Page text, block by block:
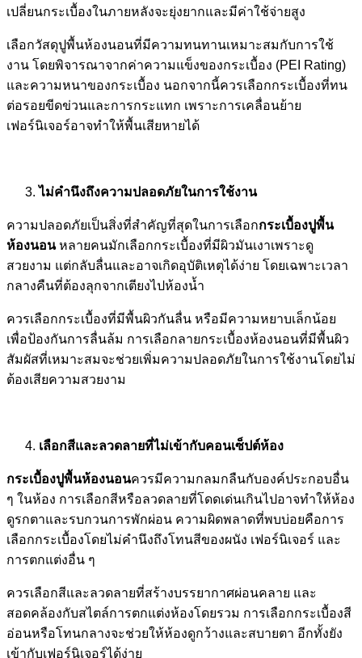
เปลี่ยนกระเบื้องในภายหลังจะยุ่งยากและมีค่าใช้จ่ายสูง
เลือกวัสดุปูพื้นห้องนอนที่มีความทนทานเหมาะสมกับการใช้
งาน โดยพิจารณาจากค่าความแข็งของกระเบื้อง (PEI Rating)
และความหนาของกระเบื้อง นอกจากนี้ควรเลือกกระเบื้องที่ทน
ต่อรอยขีดข่วนและการกระแทก เพราะการเคลื่อนย้าย
เฟอร์นิเจอร์อาจทำให้พื้นเสียหายได้
ไม่คำนึงถึงความปลอดภัยในการใช้งาน
ความปลอดภัยเป็นสิ่งที่สำคัญที่สุดในการเลือกกระเบื้องปูพื้น
ห้องนอนหลายคนมักเลือกกระเบื้องที่มีผิวมันเงาเพราะดู
สวยงาม แต่กลับลื่นและอาจเกิดอุบัติเหตุได้ง่าย โดยเฉพาะเวลา
กลางคืนที่ต้องลุกจากเตียงไปห้องน้ำ
ควรเลือกกระเบื้องที่มีพื้นผิวกันลื่น หรือมีความหยาบเล็กน้อย
เพื่อป้องกันการลื่นล้ม การเลือกลายกระเบื้องห้องนอนที่มีพื้นผิว
สัมผัสที่เหมาะสมจะช่วยเพิ่มความปลอดภัยในการใช้งานโดยไม่
ต้องเสียความสวยงาม
เลือกสีและลวดลายที่ไม่เข้ากับคอนเซ็ปต์ห้อง
กระเบื้องปูพื้นห้องนอนควรมีความกลมกลืนกับองค์ประกอบอื่น
ๆ ในห้อง การเลือกสีหรือลวดลายที่โดดเด่นเกินไปอาจทำให้ห้อง
ดูรกตาและรบกวนการพักผ่อน ความผิดพลาดที่พบบ่อยคือการ
เลือกกระเบื้องโดยไม่คำนึงถึงโทนสีของผนัง เฟอร์นิเจอร์ และ
การตกแต่งอื่น ๆ
ควรเลือกสีและลวดลายที่สร้างบรรยากาศผ่อนคลาย และ
สอดคล้องกับสไตล์การตกแต่งห้องโดยรวม การเลือกกระเบื้องสี
อ่อนหรือโทนกลางจะช่วยให้ห้องดูกว้างและสบายตา อีกทั้งยัง
เข้ากับเฟอร์นิเจอร์ได้ง่าย